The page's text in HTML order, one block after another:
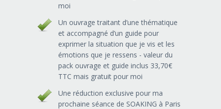
moi
Un ouvrage traitant d’une thématique
et accompagné d’un guide pour
exprimer la situation que je vis et les
émotions que je ressens - valeur du
pack ouvrage et guide inclus 33,70€
TTC mais gratuit pour moi
Une réduction exclusive pour ma
prochaine séance de SOAKING à Paris